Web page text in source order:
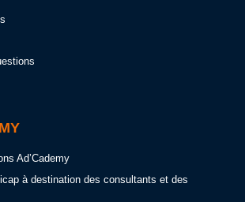
Ad’Cademy
à destination des consultants et des